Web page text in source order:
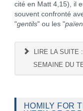
cité en Matt 4,15), il
souvent confronté
"gentils" ou les "
LIRE LA SUITE
SEMAINE DU
HOMILY FOR